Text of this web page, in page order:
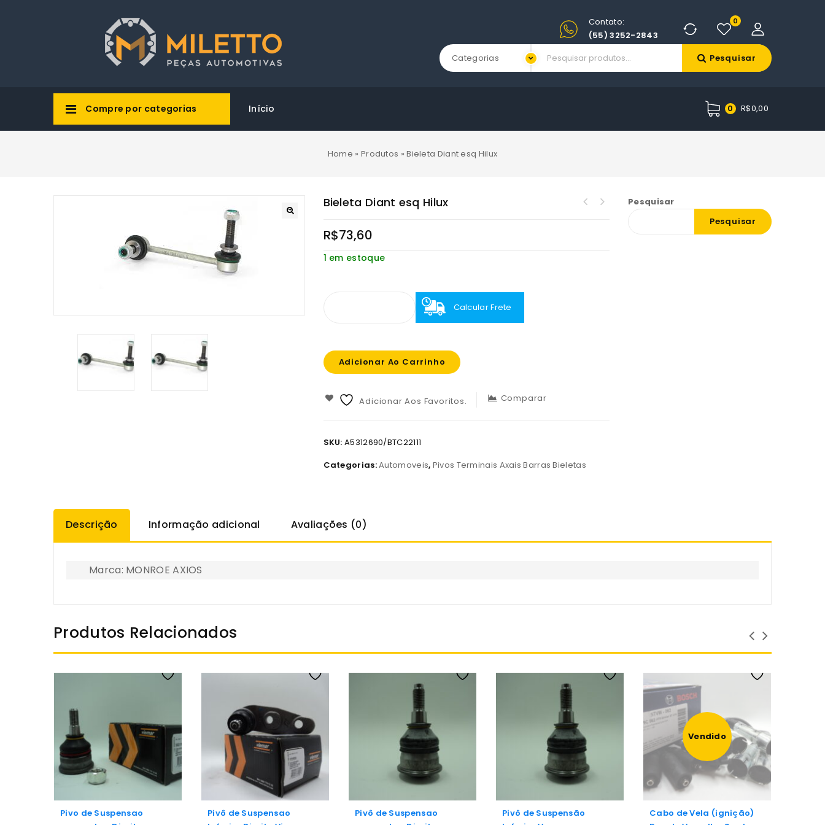
0
Contato:
(55) 3252-2843
Categorias
Pesquisar
Compre por categorias Início 0 R$0,00
Home » Produtos »Bieleta Diant esq Hilux
Pesquisar
Pesquisar
Bieleta Diant esq Hilux
R$73,60
1 em estoque
Calcular Frete
Adicionar Ao Carrinho
Adicionar Aos Favoritos. Comparar
SKU: A5312690/BTC22111
Categorias:Automoveis, Pivos Terminais Axais Barras Bieletas
Descrição Informação adicional Avaliações (0)
Marca: MONROE AXIOS
Produtos Relacionados
Pivo de Suspensao
Pivô de Suspensao
Pivô de Suspensao
Pivô de Suspensão
Vendido
Cabo de Vela (ignição)